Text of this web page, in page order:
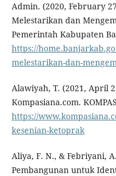
Admin. (2020, February
Melestarikan dan
Pemerintah Kabupaten
https://
melestarikan-dan-
Alawiyah, T. (2021, April
Kompasiana.com.
https://
kesenian-ketoprak
Aliya, F. N., & Febriyani,
Pembangunan untuk